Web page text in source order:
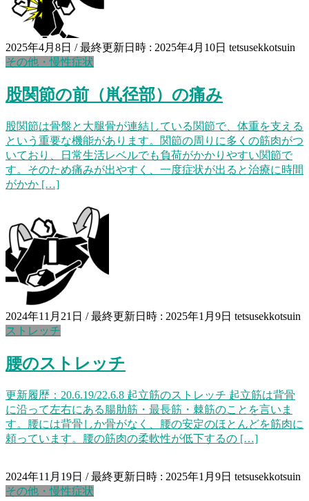
2025年4月8日 / 最終更新日時 : 2025年4月10日 tetsusekkotsuin
その他・慢性症状
股関節の前（鼡径部）の痛み
股関節は骨盤と大腿骨が連結している関節で、体重を支える
という重要な機能があります。関節の周りに多くの筋肉がつ
いており、日常生活レベルでも負荷がかかりやすい関節で
す。そのため痛みが出やすく、一度症状が出ると治療に時間
がかか […]
2024年11月21日 / 最終更新日時 : 2025年1月9日 tetsusekkotsuin
ストレッチ
腰のストレッチ
更新履歴：20.6.19/22.6.8 起立筋のストレッチ 起立筋は背骨
に沿って左右にある腸肋筋・最長筋・棘筋のことを言いま
す。腰には背骨しか骨がなく、腰の安定のほとんどを筋肉に
頼っています。腰の筋肉の柔軟性が低下するの […]
2024年11月19日 / 最終更新日時 : 2025年1月9日 tetsusekkotsuin
その他・慢性症状